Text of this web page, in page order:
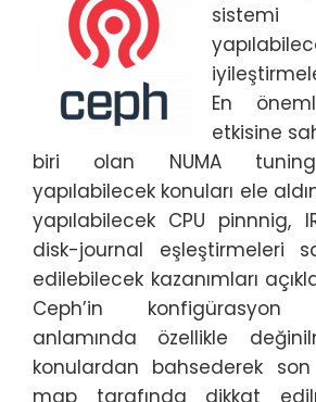
sistemi
En
etkisine
biri olan NUMA tuning
yapılabilecek konuları ele
yapılabilecek CPU pinnnig,
disk-journal eşleştirmeleri
edilebilecek kazanımları
Ceph’in konfigürasyon
anlamında özellikle
konulardan bahsederek son
map tarafında dikkat